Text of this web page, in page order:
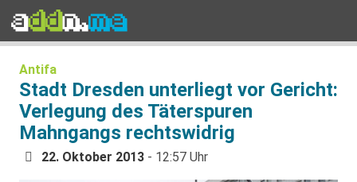
Antifa
Stadt Dresden unterliegt vor Gericht:
Verlegung des Täterspuren
Mahngangs rechtswidrig
22. Oktober 2013 - 12:57 Uhr